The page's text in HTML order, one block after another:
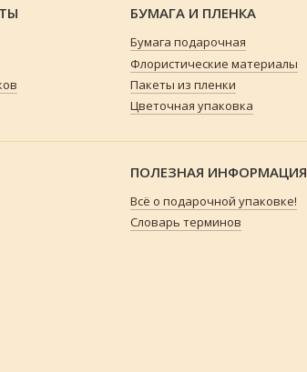
БУМАГА И ПЛЕНКА
Бумага подарочная
Флористические материалы
Пакеты из пленки
Цветочная упаковка
ПОЛЕЗНАЯ ИНФОРМАЦИЯ
Всё о подарочной упаковке!
Словарь терминов